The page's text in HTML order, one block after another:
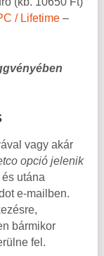
/ Lifetime –
vagy akár
opció jelenik
és utána
e-mailben.
bármikor
fel.